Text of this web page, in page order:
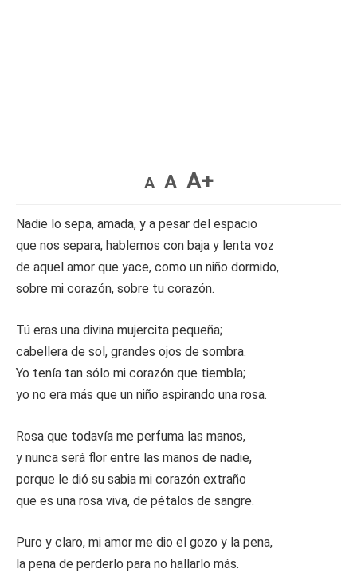
A A A+
Nadie lo sepa, amada, y a pesar del espacio
que nos separa, hablemos con baja y lenta voz
de aquel amor que yace, como un niño dormido,
sobre mi corazón, sobre tu corazón.
Tú eras una divina mujercita pequeña;
cabellera de sol, grandes ojos de sombra.
Yo tenía tan sólo mi corazón que tiembla;
yo no era más que un niño aspirando una rosa.
Rosa que todavía me perfuma las manos,
y nunca será flor entre las manos de nadie,
porque le dió su sabia mi corazón extraño
que es una rosa viva, de pétalos de sangre.
Puro y claro, mi amor me dio el gozo y la pena,
la pena de perderlo para no hallarlo más.